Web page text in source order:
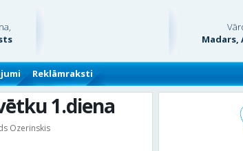
Madars,
Reklāmraksti
1.diena
Ozerinskis